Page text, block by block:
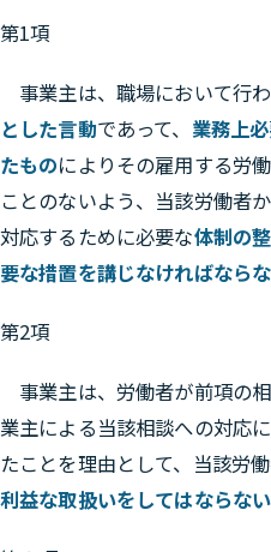
第1項
事業主は、職場において行
とした言動であって、 業務上
たものによりその雇用する労
ことのないよう、当該労働者
対応するために必要な体制の
要な措置を講じなければならな
第2項
事業主は、労働者が前項の
業主による当該相談への対応
たことを理由として、当該労
利益な取扱いをしてはならない